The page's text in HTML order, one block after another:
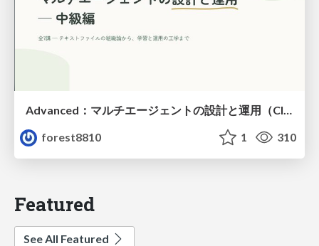
Advanced：マルチエージェントの設計と運用（Claude Code）
forest8810
1 310
Featured
See All Featured